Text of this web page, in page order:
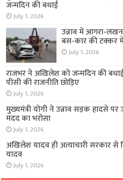
जन्मदिन की बधाई
July 1, 2026
उन्नाव में आगरा-
बस-कार की टक्कर
July 1, 2026
राजभर ने अखिलेश को जन्मदिन की
पीसी की राजनीति छोड़िए
July 1, 2026
मुख्यमंत्री योगी ने उन्नाव सड़क हादसे
मदद का भरोसा
July 1, 2026
अखिलेश यादव ही अत्याचारी सरकार से
यादव
July 1, 2026